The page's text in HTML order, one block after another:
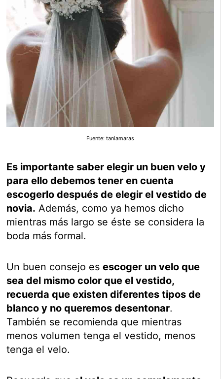
Fuente: taniamaras
Es importante saber elegir un buen velo y
para ello debemos tener en cuenta
escogerlo después de elegir el vestido de
novia. Además, como ya hemos dicho
mientras más largo se éste se considera la
boda más formal.
Un buen consejo esescoger un velo que
sea del mismo color que el vestido,
recuerda que existen diferentes tipos de
blanco y no queremos desentonar.
También se recomienda que mientras
menos volumen tenga el vestido, menos
tenga el velo.